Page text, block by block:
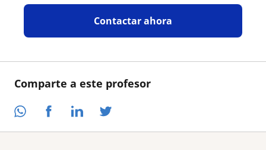
Comparte a este profesor
Contactar ahora